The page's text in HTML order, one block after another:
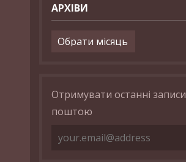
АРХІВИ
Архіви
Отримувати останні записи
поштою